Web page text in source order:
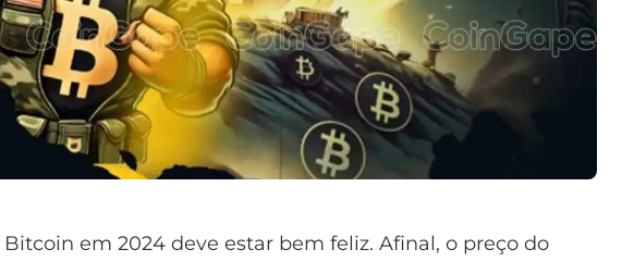
em 2024 deve estar bem feliz. Afinal, o preço do